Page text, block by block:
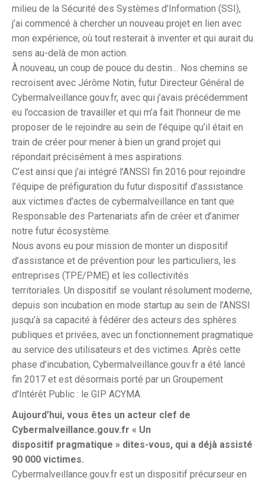
milieu de la Sécurité des Systèmes d’Information (SSI),
j’ai commencé à chercher un nouveau projet en lien avec
mon expérience, où tout resterait à inventer et qui aurait du
sens au-delà de mon action.
À nouveau, un coup de pouce du destin… Nos chemins se
recroisent avec Jérôme Notin, futur Directeur Général de
Cybermalveillance.gouv.fr, avec qui j’avais précédemment
eu l’occasion de travailler et qui m’a fait l’honneur de me
proposer de le rejoindre au sein de l’équipe qu’il était en
train de créer pour mener à bien un grand projet qui
répondait précisément à mes aspirations.
C’est ainsi que j’ai intégré l’ANSSI fin 2016 pour rejoindre
l’équipe de préfiguration du futur dispositif d’assistance
aux victimes d’actes de cybermalveillance en tant que
Responsable des Partenariats afin de créer et d’animer
notre futur écosystème.
Nous avons eu pour mission de monter un dispositif
d’assistance et de prévention pour les particuliers, les
entreprises (TPE/PME) et les collectivités
territoriales. Un dispositif se voulant résolument moderne,
depuis son incubation en mode startup au sein de l’ANSSI
jusqu’à sa capacité à fédérer des acteurs des sphères
publiques et privées, avec un fonctionnement pragmatique
au service des utilisateurs et des victimes. Après cette
phase d’incubation, Cybermalveillance.gouv.fr a été lancé
fin 2017 et est désormais porté par un Groupement
d’Intérêt Public : le GIP ACYMA.
Aujourd’hui, vous êtes un acteur clef de
Cybermalveillance.gouv.fr « Un
dispositif pragmatique » dites-vous, qui a déjà assisté
90 000 victimes.
Cybermalveillance.gouv.fr est un dispositif précurseur en